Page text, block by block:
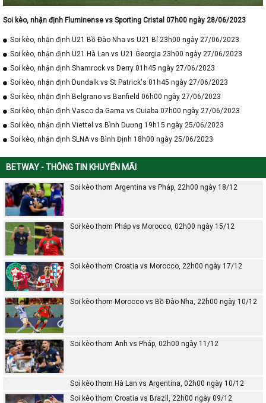
Soi kèo, nhận định Fluminense vs Sporting Cristal 07h00 ngày 28/06/2023
Soi kèo, nhận định U21 Bồ Đào Nha vs U21 Bỉ 23h00 ngày 27/06/2023
Soi kèo, nhận định U21 Hà Lan vs U21 Georgia 23h00 ngày 27/06/2023
Soi kèo, nhận định Shamrock vs Derry 01h45 ngày 27/06/2023
Soi kèo, nhận định Dundalk vs St Patrick's 01h45 ngày 27/06/2023
Soi kèo, nhận định Belgrano vs Banfield 06h00 ngày 27/06/2023
Soi kèo, nhận định Vasco da Gama vs Cuiaba 07h00 ngày 27/06/2023
Soi kèo, nhận định Viettel vs Bình Dương 19h15 ngày 25/06/2023
Soi kèo, nhận định SLNA vs Bình Định 18h00 ngày 25/06/2023
BETWAY - THÔNG TIN KHUYẾN MÃI
Soi kèo thơm Argentina vs Pháp, 22h00 ngày 18/12
Soi kèo thơm Pháp vs Morocco, 02h00 ngày 15/12
Soi kèo thơm Croatia vs Morocco, 22h00 ngày 17/12
Soi kèo thơm Morocco vs Bồ Đào Nha, 22h00 ngày 10/12
Soi kèo thơm Anh vs Pháp, 02h00 ngày 11/12
Soi kèo thơm Hà Lan vs Argentina, 02h00 ngày 10/12
Soi kèo thơm Croatia vs Brazil, 22h00 ngày 09/12